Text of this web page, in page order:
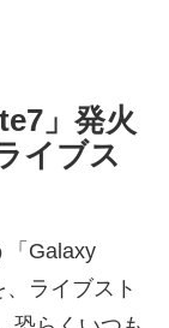
」発火
イブス
「Galaxy
ライブスト